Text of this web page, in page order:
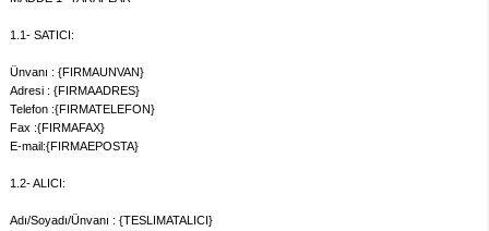
1.1- SATICI:
Ünvanı : {FIRMAUNVAN}
Adresi :{FIRMAADRES}
Telefon :{FIRMATELEFON}
Fax :{FIRMAFAX}
E-mail:{FIRMAEPOSTA}
1.2- ALICI:
Adı/Soyadı/Ünvanı : {TESLIMATALICI}